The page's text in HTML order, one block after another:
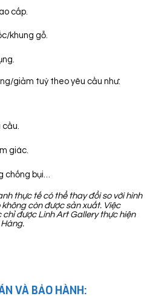
cấp.
khung gỗ.
giảm tuỳ theo yêu cầu như:
giác.
bụi…
thực tế có thể thay đổi so với hình
còn được sản xuất. Việc
được Linh Art Gallery thực hiện
VÀ BẢO HÀNH: